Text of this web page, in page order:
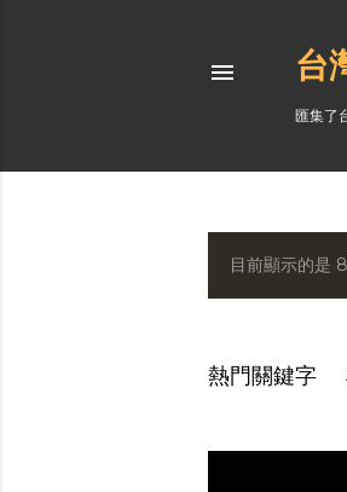
台
匯集了
發
文
目前顯示的是
熱門關鍵字